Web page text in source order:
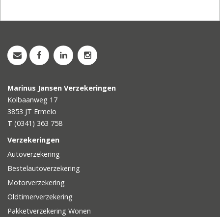
Marinus Jansen Verzekeringen
Kolbaanweg 17
3853 JT Ermelo
T (0341) 363 758
Verzekeringen
Autoverzekering
Bestelautoverzekering
Motorverzekering
Oldtimerverzekering
Pakketverzekering Wonen